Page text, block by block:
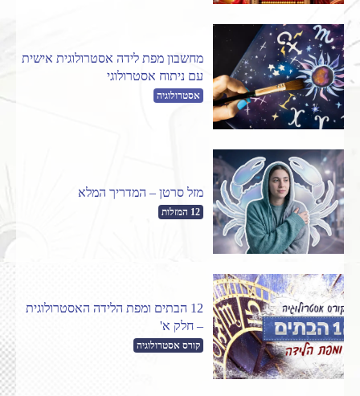
מחשבון מפת לידה אסטרולוגית אישית
עם ניתוח אסטרולוגי
אסטרולוגיה
מזל סרטן – המדריך המלא
12 המזלות
12 הבתים ומפת הלידה האסטרולוגית
– חלק א'
קורס אסטרולוגיה